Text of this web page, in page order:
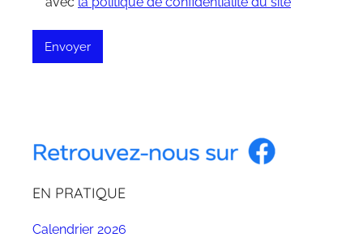
EN PRATIQUE
Calendrier 2026